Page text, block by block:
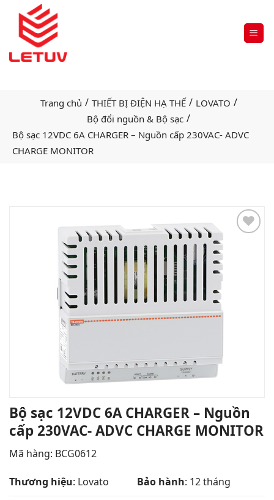
Trang chủ / THIẾT BỊ ĐIỆN HẠ THẾ / LOVATO /
Bộ đổi nguồn & Bộ sạc /
Bộ sạc 12VDC 6A CHARGER – Nguồn cấp 230VAC- ADVC
CHARGE MONITOR
Bộ sạc 12VDC 6A CHARGER – Nguồn
cấp 230VAC- ADVC CHARGE MONITOR
Mã hàng: BCG0612
Thương hiệu: Lovato Bảo hành: 12 tháng